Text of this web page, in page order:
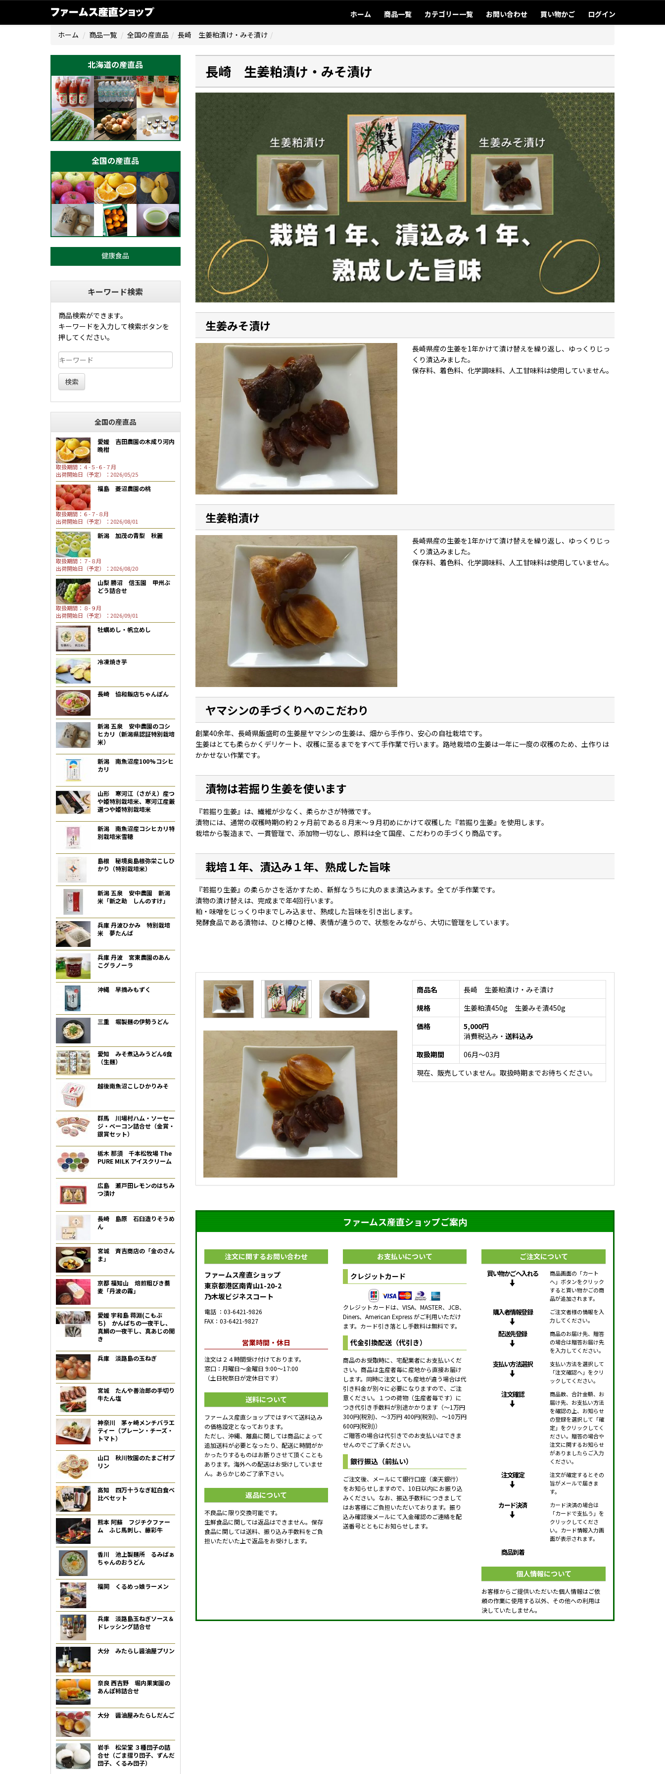
ホーム 商品一覧 カテゴリー一覧 お問い合わせ 買い物かご ログイン
ホーム 商品一覧 全国の産直品 長崎 生姜粕漬け・みそ漬け
北海道の産直品
全国の産直品
健康食品
キーワード検索
商品検索ができます。
キーワードを入力して検索ボタンを
押してください。
検索
全国の産直品
愛媛 吉田農園の木成り河内
晩柑
取扱期間：４-５-６-７月
出荷開始日（予定）：2026/05/25
福島 菱沼農園の桃
取扱期間：６-７-８月
出荷開始日（予定）：2026/08/01
新潟 加茂の青梨 秋麗
取扱期間：７-８月
出荷開始日（予定）：2026/08/20
山梨 勝沼 信玉園 甲州ぶ
どう詰合せ
取扱期間：８-９月
出荷開始日（予定）：2026/09/01
牡蠣めし・帆立めし
冷凍焼き芋
長崎 協和飯店ちゃんぽん
新潟 五泉 安中農園のコシ
ヒカリ（新潟県認証特別栽培
米）
新潟 南魚沼産100%コシヒ
カリ
山形 寒河江（さがえ）産つ
や姫特別栽培米、寒河江産厳
選つや姫特別栽培米
新潟 南魚沼産コシヒカリ特
別栽培米雪穂
島根 秘境奥島根弥栄こしひ
かり（特別栽培米）
新潟 五泉 安中農園 新潟
米「新之助 しんのすけ」
兵庫 丹波ひかみ 特別栽培
米 夢たんば
兵庫 丹波 宮東農園のあん
こグラノーラ
沖縄 早摘みもずく
三重 堀製麺の伊勢うどん
愛知 みそ煮込みうどん6食
（生麺）
越後南魚沼こしひかりみそ
群馬 川場村ハム・ソーセー
ジ・ベーコン詰合せ（金賞・
銀賞セット）
栃木 那須 千本松牧場 The
PURE MILK アイスクリーム
広島 瀬戸田レモンのはちみ
つ漬け
長崎 島原 石臼造りそうめ
ん
宮城 斉吉商店の「金のさん
ま」
京都 福知山 焙煎粗びき蕎
麦「丹波の霧」
愛媛 宇和島 蒋淵(こもぶ
ち) かんぱちの一夜干し、
真鯛の一夜干し、真あじの開
き
兵庫 淡路島の玉ねぎ
宮城 たんや善治郎の手切り
牛たん塩
神奈川 茅ヶ崎メンチバラエ
ティー（プレーン・チーズ・
トマト）
山口 秋川牧園のたまご村プ
リン
高知 四万十うなぎ紅白食べ
比べセット
熊本 阿蘇 フジチクファー
ム ふじ馬刺し、藤彩牛
香川 池上製麺所 るみばぁ
ちゃんのおうどん
福岡 くるめっ娘ラーメン
兵庫 淡路島玉ねぎソース＆
ドレッシング詰合せ
大分 みたらし醤油屋プリン
奈良 西吉野 堀内果実園の
あんぽ柿詰合せ
大分 醤油屋みたらしだんご
岩手 松栄堂 ３種団子の詰
合せ（ごま摺り団子、ずんだ
団子、くるみ団子）
長崎 生姜粕漬け・みそ漬け
生姜みそ漬け
長崎県産の生姜を1年かけて漬け替えを繰り返し、ゆっくりじっ
くり漬込みました。
保存料、着色料、化学調味料、人工甘味料は使用していません。
生姜粕漬け
長崎県産の生姜を1年かけて漬け替えを繰り返し、ゆっくりじっ
くり漬込みました。
保存料、着色料、化学調味料、人工甘味料は使用していません。
ヤマシンの手づくりへのこだわり
創業40余年、長崎県飯盛町の生姜屋ヤマシンの生姜は、畑から手作り、安心の自社栽培です。
生姜はとても柔らかくデリケート、収穫に至るまでをすべて手作業で行います。路地栽培の生姜は一年に一度の収穫のため、土作りは
かかせない作業です。
漬物は若掘り生姜を使います
『若掘り生姜』は、繊維が少なく、柔らかさが特徴です。
漬物には、通常の収穫時期の約２ヶ月前である８月末～９月初めにかけて収穫した『若掘り生姜』を使用します。
栽培から製造まで、一貫管理で、添加物一切なし、原料は全て国産、こだわりの手づくり商品です。
栽培１年、漬込み１年、熟成した旨味
『若掘り生姜』の柔らかさを活かすため、新鮮なうちに丸のまま漬込みます。全てが手作業です。
漬物の漬け替えは、完成まで年4回行います。
粕・味噌をじっくり中までしみ込ませ、熟成した旨味を引き出します。
発酵食品である漬物は、ひと樽ひと樽、表情が違うので、状態をみながら、大切に管理をしています。
商品名
長崎 生姜粕漬け・みそ漬け
規格
生姜粕漬450g 生姜みそ漬450g
価格
5,000円
消費税込み・送料込み
取扱期間
06月～03月
現在、販売していません。取扱時期までお待ちください。
ファームス産直ショップご案内
注文に関するお問い合わせ
ファームス産直ショップ
東京都港区南青山1-20-2
乃木坂ビジネスコート
電話 ：03-6421-9826
FAX：03-6421-9827
営業時間・休日
注文は２４時間受け付けております。
窓口：月曜日～金曜日 9:00～17:00
（土日祝祭日が定休日です）
送料について
ファームス産直ショップではすべて送料込み
の価格設定となっております。
ただし、沖縄、離島に関しては商品によって
追加送料が必要となったり、配送に時間がか
かったりするものはお断りさせて頂くことも
あります。海外への配送はお受けしていませ
ん。あらかじめご了承下さい。
返品について
不良品に限り交換可能です。
生鮮食品に関しては返品はできません。保存
食品に関しては送料、振り込み手数料をご負
担いただいた上で返品をお受けします。
お支払いについて
クレジットカード
クレジットカードは、VISA、MASTER、JCB、
Diners、American Express がご利用いただけ
ます。カード引き落とし手数料は無料です。
代金引換配送（代引き）
商品のお受取時に、宅配業者にお支払いくだ
さい。商品は生産者毎に産地から直接お届け
します。同時に注文しても産地が違う場合は代
引き料金が別々に必要になりますので、ご注
意ください。１つの荷物（生産者毎です）に
つき代引き手数料が別途かかります（～1万円
300円(税別)、～3万円 400円(税別)、～10万円
600円(税別)）
ご贈答の場合は代引きでのお支払いはできま
せんのでご了承ください。
銀行振込（前払い）
ご注文後、メールにて銀行口座（楽天銀行）
をお知らせしますので、10日以内にお振り込
みください。なお、振込手数料につきまして
はお客様にご負担いただいております。振り
込み確認後メールにて入金確認のご連絡を配
送番号とともにお知らせします。
ご注文について
買い物かごへ入れる
商品画面の「カート
へ」ボタンをクリック
すると買い物かごの商
品が追加されます。
購入者情報登録
ご注文者様の情報を入
力してください。
配送先登録
商品のお届け先、贈答
の場合は贈答お届け先
を入力してください。
支払い方法選択
支払い方法を選択して
「注文確認へ」をクリ
ックしてください。
注文確認
商品数、合計金額、お
届け先、お支払い方法
を確認の上、お知らせ
の登録を選択して「確
定」をクリックしてく
ださい。贈答の場合や
注文に関するお知らせ
がありましたらご入力
ください。
注文確定
注文が確定するとその
旨がメールで届きま
す。
カード決済
カード決済の場合は
「カードで支払う」を
クリックしてくださ
い。カード情報入力画
面が表示されます。
商品到着
個人情報について
お客様からご提供いただいた個人情報はご依
頼の作業に使用する以外、その他への利用は
決していたしません。